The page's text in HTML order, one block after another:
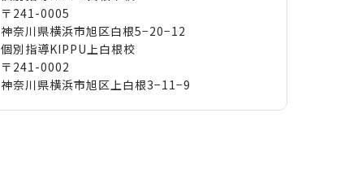
〒241-0005
神奈川県横浜市旭区白根5−20−12
個別指導KIPPU上白根校
〒241-0002
神奈川県横浜市旭区上白根3−11−9